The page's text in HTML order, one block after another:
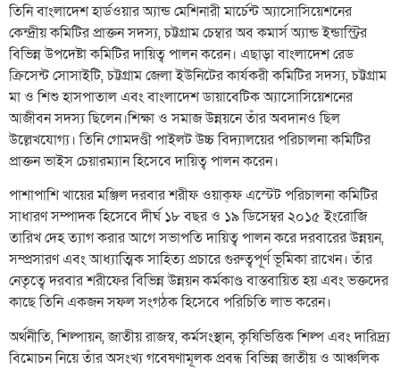
তিনি বাংলাদেশ হার্ডওয়ার অ্যান্ড মেশিনারী মার্চেন্ট অ্যাসোসিয়েশনের
কেন্দ্রীয় কমিটির প্রাক্তন সদস্য, চট্টগ্রাম চেম্বার অব কমার্স অ্যান্ড ইন্ডাস্ট্রির
বিভিন্ন উপদেষ্টা কমিটির দায়িত্ব পালন করেন। এছাড়া বাংলাদেশ রেড
ক্রিসেন্ট সোসাইটি, চট্টগ্রাম জেলা ইউনিটের কার্যকরী কমিটির সদস্য, চট্টগ্রাম
মা ও শিশু হাসপাতাল এবং বাংলাদেশ ডায়াবেটিক অ্যাসোসিয়েশনের
আজীবন সদস্য ছিলেন।শিক্ষা ও সমাজ উন্নয়নে তাঁর অবদানও ছিল
উল্লেখযোগ্য। তিনি গোমদণ্ডী পাইলট উচ্চ বিদ্যালয়ের পরিচালনা কমিটির
প্রাক্তন ভাইস চেয়ারম্যান হিসেবে দায়িত্ব পালন করেন।
পাশাপাশি খায়ের মঞ্জিল দরবার শরীফ ওয়াক্ফ এস্টেট পরিচালনা কমিটির
সাধারণ সম্পাদক হিসেবে দীর্ঘ ১৮ বছর ও ১৯ ডিসেম্বর ২০১৫ ইংরোজি
তারিখ দেহ ত্যাগ করার আগে সভাপতি দায়িত্ব পালন করে দরবারের উন্নয়ন,
সম্প্রসারণ এবং আধ্যাত্মিক সাহিত্য প্রচারে গুরুত্বপূর্ণ ভূমিকা রাখেন। তাঁর
নেতৃত্বে দরবার শরীফের বিভিন্ন উন্নয়ন কর্মকাণ্ড বাস্তবায়িত হয় এবং ভক্তদের
কাছে তিনি একজন সফল সংগঠক হিসেবে পরিচিতি লাভ করেন।
অর্থনীতি, শিল্পায়ন, জাতীয় রাজস্ব, কর্মসংস্থান, কৃষিভিত্তিক শিল্প এবং দারিদ্র্য
বিমোচন নিয়ে তাঁর অসংখ্য গবেষণামূলক প্রবন্ধ বিভিন্ন জাতীয় ও আঞ্চলিক